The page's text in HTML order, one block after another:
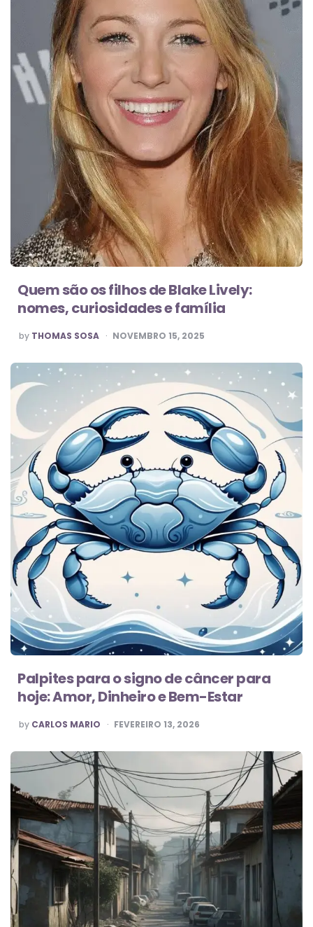
Quem são os filhos de Blake Lively:
nomes, curiosidades e família
POSTED
BY
by THOMAS SOSA NOVEMBRO 15, 2025
Palpites para o signo de câncer para
hoje: Amor, Dinheiro e Bem-Estar
POSTED
BY
by CARLOS MARIO FEVEREIRO 13, 2026